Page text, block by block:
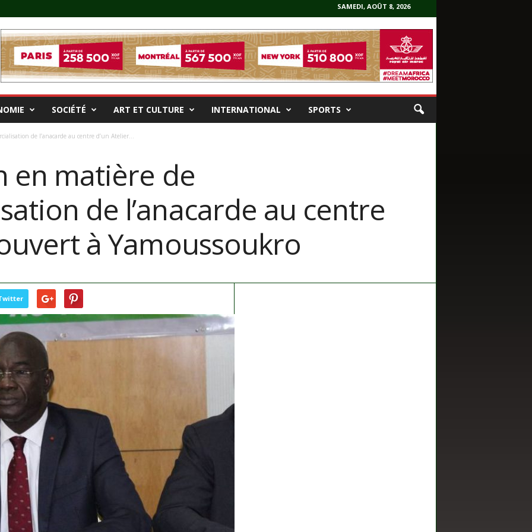
SAMEDI, AOÛT 8, 2026
SOCIÉTÉ ART ET CULTURE INTERNATIONAL SPORTS
de l’anacarde au centre d’un Atelier...
en matière de
de l’anacarde au centre
à Yamoussoukro